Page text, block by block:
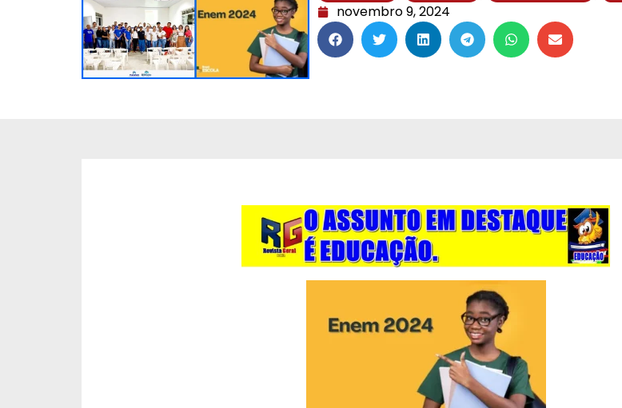
novembro 9, 2024